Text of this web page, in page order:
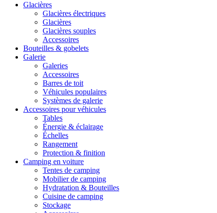
Glacières
Glacières électriques
Glacières
Glacières souples
Accessoires
Bouteilles & gobelets
Galerie
Galeries
Accessoires
Barres de toit
Véhicules populaires
Systèmes de galerie
Accessoires pour véhicules
Tables
Énergie & éclairage
Échelles
Rangement
Protection & finition
Camping en voiture
Tentes de camping
Mobilier de camping
Hydratation & Bouteilles
Cuisine de camping
Stockage